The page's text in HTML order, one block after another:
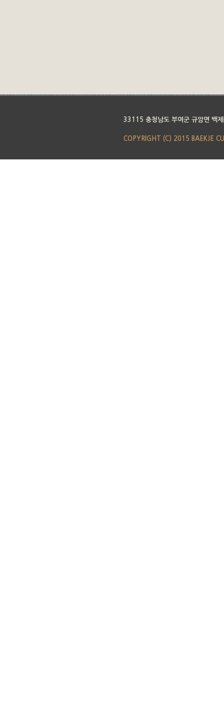
33115 충청남도 부여군 규암면 백
COPYRIGHT (C) 2015 BAEKJE